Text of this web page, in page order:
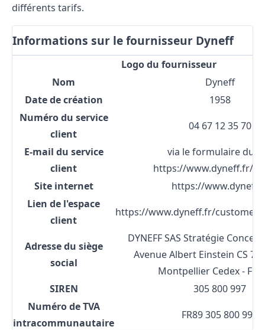
différents tarifs.
Informations sur le fournisseur Dyneff
Logo du fournisseur
Nom
Dyneff
Date de création
1958
Numéro du service
client
04 67 12 35 70
E-mail du service
client
via le formulaire du
https://www.dyneff.fr/
Site internet
https://
Lien de l'espace
client
https://www.dyneff.fr/
Adresse du siège
social
DYNEFF SAS Stratégie
Avenue Albert Einstein CS
Montpellier Cedex -
SIREN
305 800 997
Numéro de TVA
intracommunautaire
FR89 305 800 997